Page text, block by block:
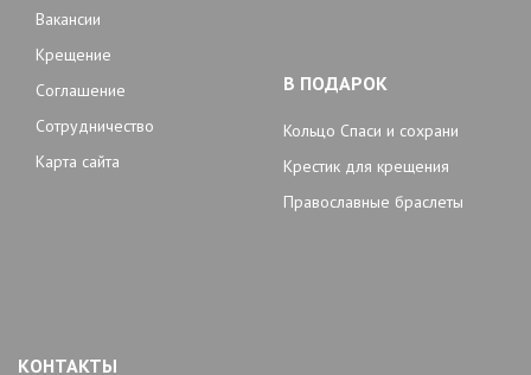
Вакансии
Крещение
Соглашение
Сотрудничество
Карта сайта
В ПОДАРОК
Кольцо Спаси и сохрани
Крестик для крещения
Православные браслеты
КОНТАКТЫ